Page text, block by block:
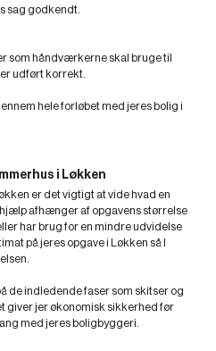
sag godkendt.
håndværkerne skal bruge til
udført korrekt.
hele forløbet med jeres bolig i
i Løkken
er det vigtigt at vide hvad en
afhænger af opgavens størrelse
har brug for en mindre udvidelse
på jeres opgave i Løkken så I
de indledende faser som skitser og
giver jer økonomisk sikkerhed før
med jeres boligbyggeri.